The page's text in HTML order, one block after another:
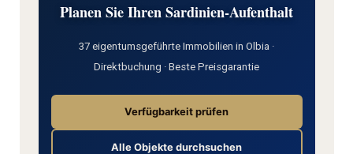
Planen Sie Ihren Sardinien-Aufenthalt
37 eigentumsgeführte Immobilien in Olbia ·
Direktbuchung · Beste Preisgarantie
Verfügbarkeit prüfen
Alle Objekte durchsuchen